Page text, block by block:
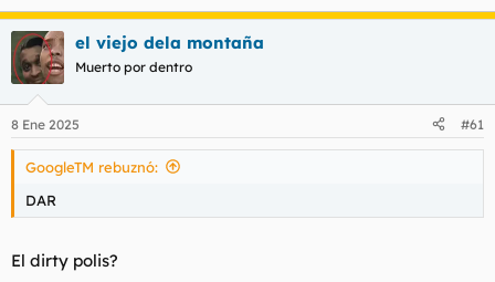
el viejo dela montaña
Muerto por dentro
8 Ene 2025 #61
GoogleTM rebuznó:
DAR
El dirty polis?